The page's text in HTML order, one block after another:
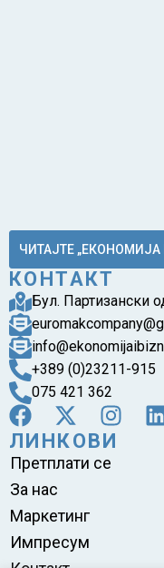
ЧИТАЈТЕ „ЕКОНОМИЈА
КОНТАКТ
Бул. Партизански
+389 (0)23211-915
075 421 362
ЛИНКОВИ
Претплати се
За нас
Маркетинг
Импресум